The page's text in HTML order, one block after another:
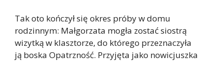
Tak oto kończył się okres próby w domu
rodzinnym: Małgorzata mogła zostać siostrą
wizytką w klasztorze, do którego przeznaczyła
ją boska Opatrzność. Przyjęta jako nowicjuszka